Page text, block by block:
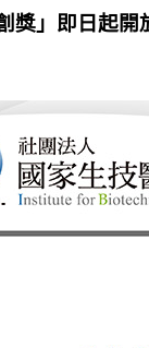
獎」即日起